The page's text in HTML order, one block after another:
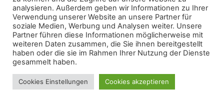
Administration:IT-Services Christian Späth
COPYRIGHT © 2026 WIESLAUTERBAHN
analysieren. Außerdem geben wir Informationen zu Ihrer
Verwendung unserer Website an unsere Partner für
soziale Medien, Werbung und Analysen weiter. Unsere
Partner führen diese Informationen möglicherweise mit
weiteren Daten zusammen, die Sie ihnen bereitgestellt
haben oder die sie im Rahmen Ihrer Nutzung der Dienste
gesammelt haben.
Cookies Einstellungen Cookies akzeptieren